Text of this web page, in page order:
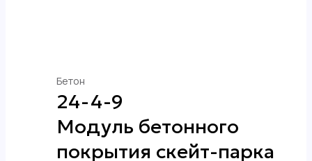
Бетон
24-4-9
Модуль бетонного
покрытия скейт-парка